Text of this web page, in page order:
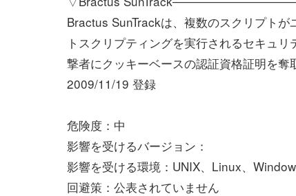
Bractus SunTrackは、複数のスクリプト
トスクリプティングを実行されるセキュ
撃者にクッキーベースの認証資格証明を奪
2009/11/19 登録
危険度：中
影響を受けるバージョン：
影響を受ける環境：UNIX、Linux、
回避策：公表されていません